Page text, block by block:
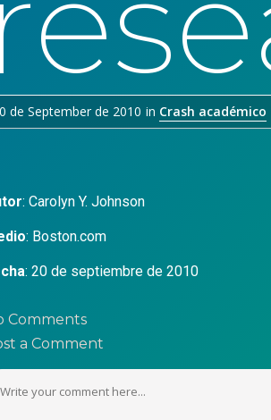
de September de 2010 in Crash académico
: Carolyn Y. Johnson
: Boston.com
: 20 de septiembre de 2010
Comments
a Comment